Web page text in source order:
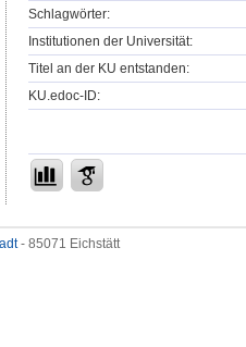
Schlagwörter:
Institutionen der Universität:
Titel an der KU entstanden:
KU.edoc-ID:
- 85071 Eichstätt